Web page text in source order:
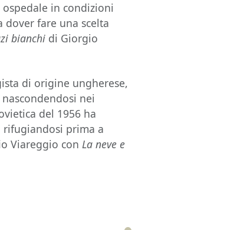
in condizioni
dover fare una scelta
bianchi di Giorgio
di origine ungherese,
nei
del 1956 ha
rifugiandosi prima a
Viareggio conLa neve e